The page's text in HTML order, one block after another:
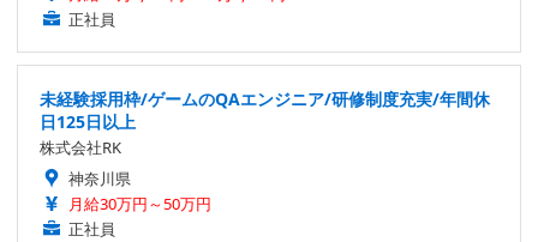
正社員
未経験採用枠/ゲームのQAエンジニア/研修制度充実/年間休
日125日以上
株式会社RK
神奈川県
月給30万円～50万円
正社員